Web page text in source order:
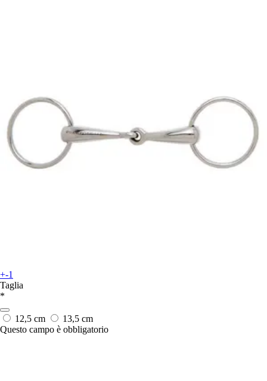
+-1
Taglia
*
12,5 cm
13,5 cm
Questo campo è obbligatorio